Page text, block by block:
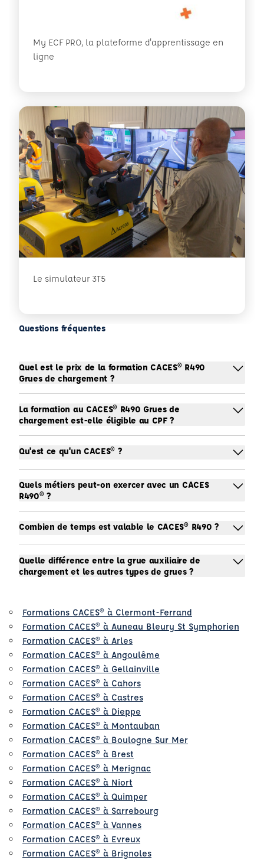
My ECF PRO, la plateforme d'apprentissage en
ligne
Le simulateur 3T5
Questions fréquentes
Quel est le prix de la formation CACES® R490
Grues de chargement ?
La formation au CACES® R490 Grues de
chargement est-elle éligible au CPF ?
Qu'est ce qu'un CACES® ?
Quels métiers peut-on exercer avec un CACES
R490® ?
Combien de temps est valable le CACES® R490 ?
Quelle différence entre la grue auxiliaire de
chargement et les autres types de grues ?
Formations CACES® à Clermont-Ferrand
Formation CACES® à Auneau Bleury St Symphorien
Formation CACES® à Arles
Formation CACES® à Angoulême
Formation CACES® à Gellainville
Formation CACES® à Cahors
Formation CACES® à Castres
Formation CACES® à Dieppe
Formation CACES® à Montauban
Formation CACES® à Boulogne Sur Mer
Formation CACES® à Brest
Formation CACES® à Merignac
Formation CACES® à Niort
Formation CACES® à Quimper
Formation CACES® à Sarrebourg
Formation CACES® à Vannes
Formation CACES® à Evreux
Formation CACES® à Brignoles